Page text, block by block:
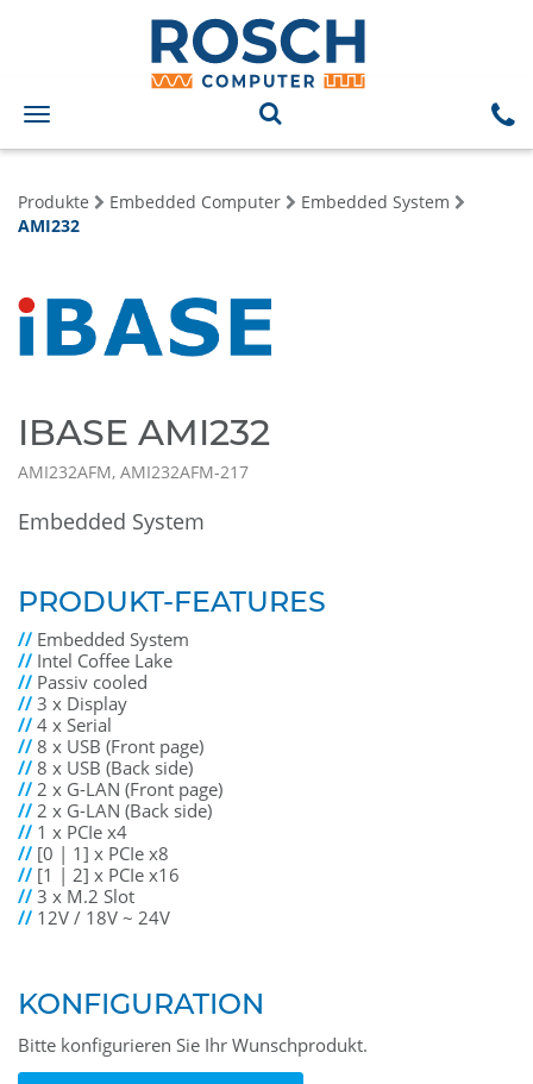
Toggle
navigation
Produkte Embedded Computer
Embedded System
AMI232
IBASE AMI232
AMI232AFM, AMI232AFM-217
Embedded System
PRODUKT-FEATURES
// Embedded System
// Intel Coffee Lake
// Passiv cooled
//3 x Display
//4 x Serial
//8 x USB (Front page)
//8 x USB (Back side)
//2 x G-LAN (Front page)
//2 x G-LAN (Back side)
// 1 x PCIe x4
// [0 | 1] x PCIe x8
// [1 | 2] x PCIe x16
//3 x M.2 Slot
// 12V / 18V ~ 24V
KONFIGURATION
Bitte konfigurieren Sie Ihr Wunschprodukt.